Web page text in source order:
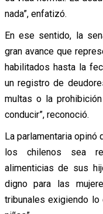
nada”, enfatizó.
En ese sentido, la
gran avance que
habilitados hasta la
un registro de
multas o la
conducir”, reconoció.
La parlamentaria opinó
los chilenos sea
alimenticias de sus
digno para las
tribunales exigiendo